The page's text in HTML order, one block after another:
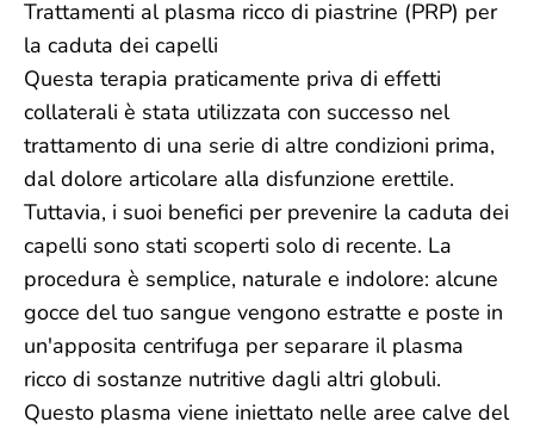
Trattamenti al plasma ricco di piastrine (PRP) per
la caduta dei capelli
Questa terapia praticamente priva di effetti
collaterali è stata utilizzata con successo nel
trattamento di una serie di altre condizioni prima,
dal dolore articolare alla disfunzione erettile.
Tuttavia, i suoi benefici per prevenire la caduta dei
capelli sono stati scoperti solo di recente. La
procedura è semplice, naturale e indolore: alcune
gocce del tuo sangue vengono estratte e poste in
un'apposita centrifuga per separare il plasma
ricco di sostanze nutritive dagli altri globuli.
Questo plasma viene iniettato nelle aree calve del